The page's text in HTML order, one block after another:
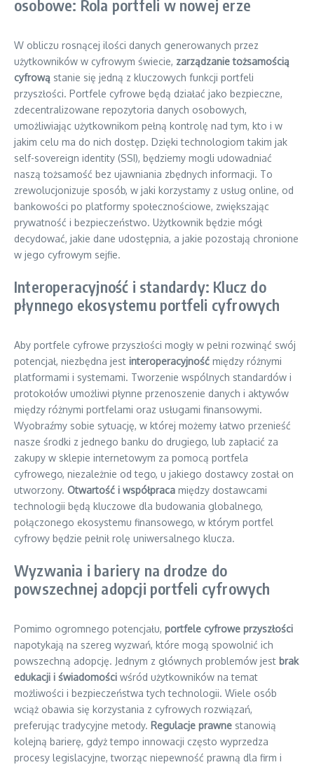
osobowe: Rola portfeli w nowej erze
W obliczu rosnącej ilości danych generowanych przez
użytkowników w cyfrowym świecie, zarządzanie tożsamością
cyfrową stanie się jedną z kluczowych funkcji portfeli
przyszłości. Portfele cyfrowe będą działać jako bezpieczne,
zdecentralizowane repozytoria danych osobowych,
umożliwiając użytkownikom pełną kontrolę nad tym, kto i w
jakim celu ma do nich dostęp. Dzięki technologiom takim jak
self-sovereign identity (SSI), będziemy mogli udowadniać
naszą tożsamość bez ujawniania zbędnych informacji. To
zrewolucjonizuje sposób, w jaki korzystamy z usług online, od
bankowości po platformy społecznościowe, zwiększając
prywatność i bezpieczeństwo. Użytkownik będzie mógł
decydować, jakie dane udostępnia, a jakie pozostają chronione
w jego cyfrowym sejfie.
Interoperacyjność i standardy: Klucz do
płynnego ekosystemu portfeli cyfrowych
Aby portfele cyfrowe przyszłości mogły w pełni rozwinąć swój
potencjał, niezbędna jest interoperacyjność między różnymi
platformami i systemami. Tworzenie wspólnych standardów i
protokołów umożliwi płynne przenoszenie danych i aktywów
między różnymi portfelami oraz usługami finansowymi.
Wyobraźmy sobie sytuację, w której możemy łatwo przenieść
nasze środki z jednego banku do drugiego, lub zapłacić za
zakupy w sklepie internetowym za pomocą portfela
cyfrowego, niezależnie od tego, u jakiego dostawcy został on
utworzony. Otwartość i współpraca między dostawcami
technologii będą kluczowe dla budowania globalnego,
połączonego ekosystemu finansowego, w którym portfel
cyfrowy będzie pełnił rolę uniwersalnego klucza.
Wyzwania i bariery na drodze do
powszechnej adopcji portfeli cyfrowych
Pomimo ogromnego potencjału, portfele cyfrowe przyszłości
napotykają na szereg wyzwań, które mogą spowolnić ich
powszechną adopcję. Jednym z głównych problemów jest brak
edukacji i świadomości wśród użytkowników na temat
możliwości i bezpieczeństwa tych technologii. Wiele osób
wciąż obawia się korzystania z cyfrowych rozwiązań,
preferując tradycyjne metody. Regulacje prawne stanowią
kolejną barierę, gdyż tempo innowacji często wyprzedza
procesy legislacyjne, tworząc niepewność prawną dla firm i